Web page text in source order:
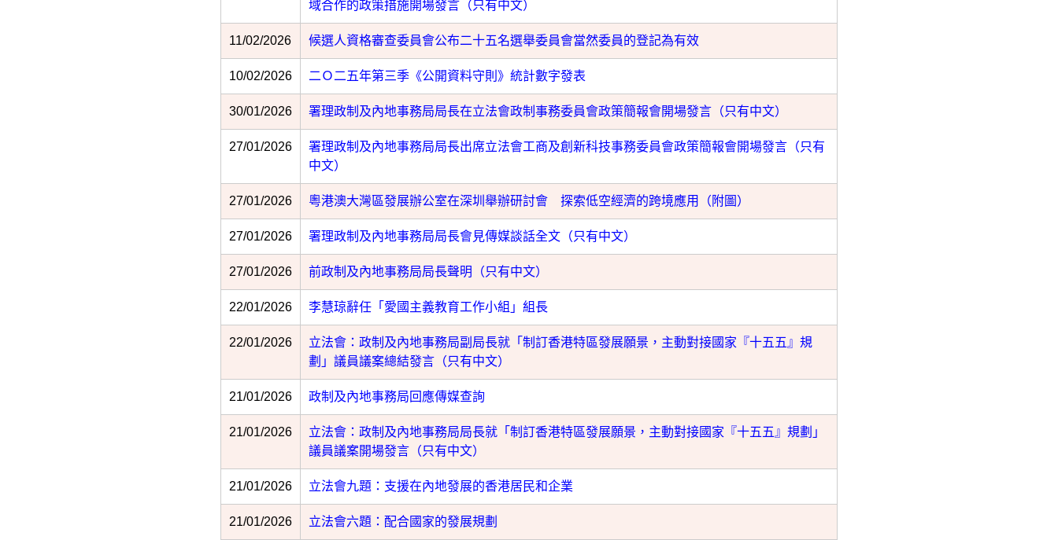
域合作的政策措施開場發言（只有中文）
11/02/2026 候選人資格審查委員會公布二十五名選舉委員會當然委員的登記為有效
10/02/2026 二Ｏ二五年第三季《公開資料守則》統計數字發表
30/01/2026 署理政制及內地事務局局長在立法會政制事務委員會政策簡報會開場發言（只有中文）
27/01/2026
署理政制及內地事務局局長出席立法會工商及創新科技事務委員會政策簡報會開場發言（只有
中文）
27/01/2026 粵港澳大灣區發展辦公室在深圳舉辦研討會 探索低空經濟的跨境應用（附圖）
27/01/2026 ​署理政制及內地事務局局長會見傳媒談話全文（只有中文）
27/01/2026 前政制及內地事務局局長聲明（只有中文）
22/01/2026 李慧琼辭任「愛國主義教育工作小組」組長
22/01/2026
立法會：政制及內地事務局副局長就「制訂香港特區發展願景，主動對接國家『十五五』規
劃」議員議案總結發言（只有中文）
21/01/2026 政制及內地事務局回應傳媒查詢
21/01/2026
立法會：政制及內地事務局局長就「制訂香港特區發展願景，主動對接國家『十五五』規劃」
議員議案開場發言（只有中文）
21/01/2026 立法會九題：支援在內地發展的香港居民和企業
21/01/2026 立法會六題：配合國家的發展規劃